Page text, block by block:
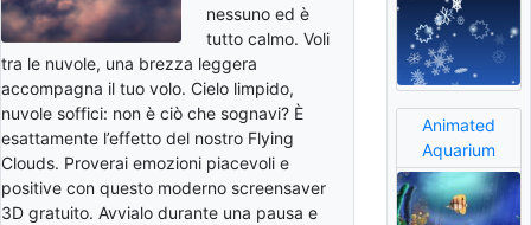
nessuno ed è
tutto calmo. Voli
tra le nuvole, una brezza leggera
accompagna il tuo volo. Cielo limpido,
nuvole soffici: non è ciò che sognavi? È
esattamente l’effetto del nostro Flying
Clouds. Proverai emozioni piacevoli e
positive con questo moderno screensaver
3D gratuito. Avvialo durante una pausa e
Animated
Aquarium